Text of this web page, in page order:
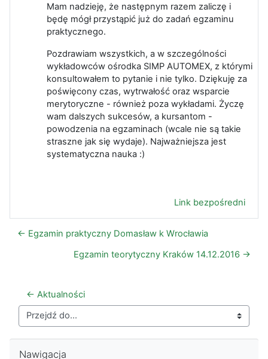
Mam nadzieję, że następnym razem zaliczę i
będę mógł przystąpić już do zadań egzaminu
praktycznego.
Pozdrawiam wszystkich, a w szczególności
wykładowców ośrodka SIMP AUTOMEX, z którymi
konsultowałem to pytanie i nie tylko. Dziękuję za
poświęcony czas, wytrwałość oraz wsparcie
merytoryczne - również poza wykładami. Życzę
wam dalszych sukcesów, a kursantom -
powodzenia na egzaminach (wcale nie są takie
straszne jak się wydaje). Najważniejsza jest
systematyczna nauka :)
Link bezpośredni
← Egzamin praktyczny Domasław k Wrocławia
Egzamin teorytyczny Kraków 14.12.2016 →
← Aktualności
Przejdź do...
Nawigacja